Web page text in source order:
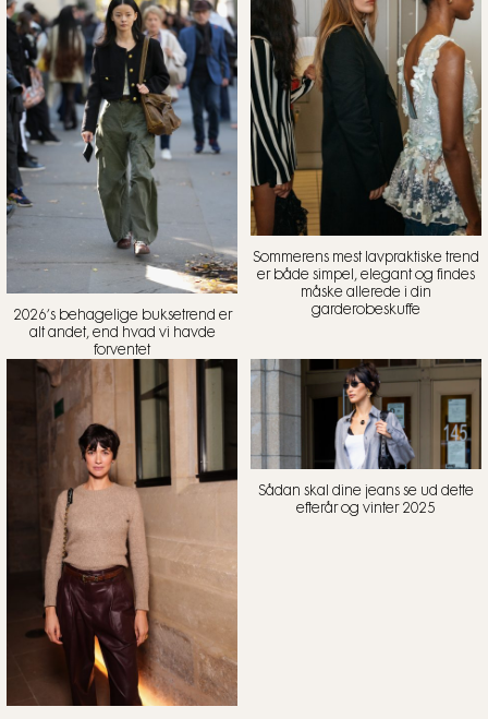
2026’s behagelige buksetrend er
alt andet, end hvad vi havde
forventet
Sommerens mest lavpraktiske trend
er både simpel, elegant og findes
måske allerede i din
garderobeskuffe
Sådan skal dine jeans se ud dette
efterår og vinter 2025